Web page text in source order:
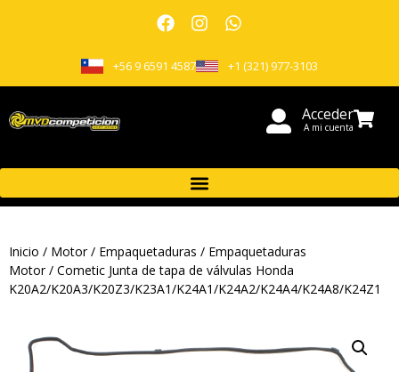
+56 9 6591 4587 +1 (321) 977-3103
Acceder
A mi cuenta
Inicio / Motor/ Empaquetaduras / Empaquetaduras
Motor/ Cometic Junta de tapa de válvulas Honda
K20A2/K20A3/K20Z3/K23A1/K24A1/K24A2/K24A4/K24A8/K24Z1